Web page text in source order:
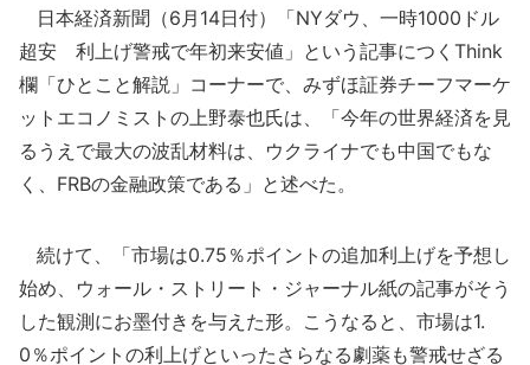
日本経済新聞（6月14日付）「NYダウ、一時1000ドル
超安 利上げ警戒で年初来安値」という記事につくThink
欄「ひとこと解説」コーナーで、みずほ証券チーフマーケ
ットエコノミストの上野泰也氏は、「今年の世界経済を見
るうえで最大の波乱材料は、ウクライナでも中国でもな
く、FRBの金融政策である」と述べた。
続けて、「市場は0.75％ポイントの追加利上げを予想し
始め、ウォール・ストリート・ジャーナル紙の記事がそう
した観測にお墨付きを与えた形。こうなると、市場は1.
0％ポイントの利上げといったさらなる劇薬も警戒せざる